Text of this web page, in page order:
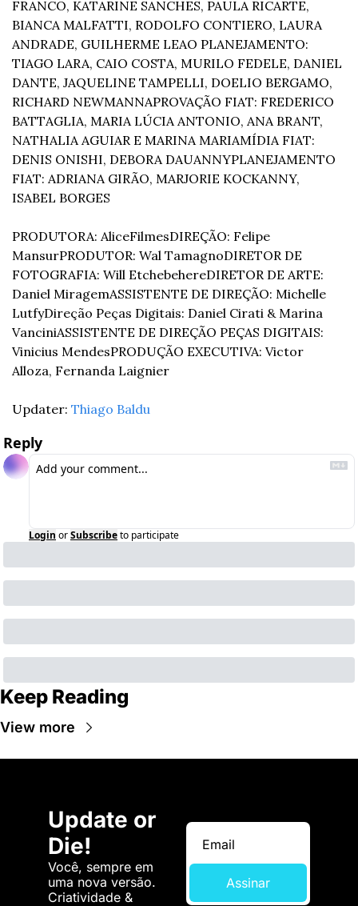
FRANCO, KATARINE SANCHES, PAULA RICARTE,
BIANCA MALFATTI, RODOLFO CONTIERO, LAURA
ANDRADE, GUILHERME LEAO PLANEJAMENTO:
TIAGO LARA, CAIO COSTA, MURILO FEDELE, DANIEL
DANTE, JAQUELINE TAMPELLI, DOELIO BERGAMO,
RICHARD NEWMANNAPROVAÇÃO FIAT: FREDERICO
BATTAGLIA, MARIA LÚCIA ANTONIO, ANA BRANT,
NATHALIA AGUIAR E MARINA MARIAMÍDIA FIAT:
DENIS ONISHI, DEBORA DAUANNYPLANEJAMENTO
FIAT: ADRIANA GIRÃO, MARJORIE KOCKANNY,
ISABEL BORGES
PRODUTORA: AliceFilmesDIREÇÃO: Felipe
MansurPRODUTOR: Wal TamagnoDIRETOR DE
FOTOGRAFIA: Will EtchebehereDIRETOR DE ARTE:
Daniel MiragemASSISTENTE DE DIREÇÃO: Michelle
LutfyDireção Peças Digitais: Daniel Cirati & Marina
VanciniASSISTENTE DE DIREÇÃO PEÇAS DIGITAIS:
Vinicius MendesPRODUÇÃO EXECUTIVA: Victor
Alloza, Fernanda Laignier
Updater: Thiago Baldu
Reply
Login orSubscribeto participate
Keep Reading
View more
Update or
Die!
Você, sempre em
uma nova versão.
Criatividade &
Assinar